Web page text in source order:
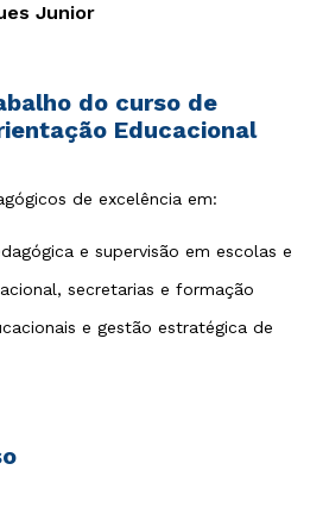
Junior
do curso de
Educacional
de excelência em:
e supervisão em escolas e
secretarias e formação
e gestão estratégica de